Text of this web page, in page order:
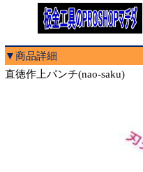
▼商品詳細
直徳作上パンチ(nao-saku)